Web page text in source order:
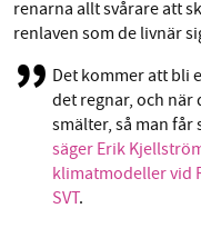
renarna allt svårare att
renlaven som de livnär
Det kommer att bli
det regnar, och när
smälter, så man får
säger Erik
klimatmodeller vid
SVT.
Stötta vårt